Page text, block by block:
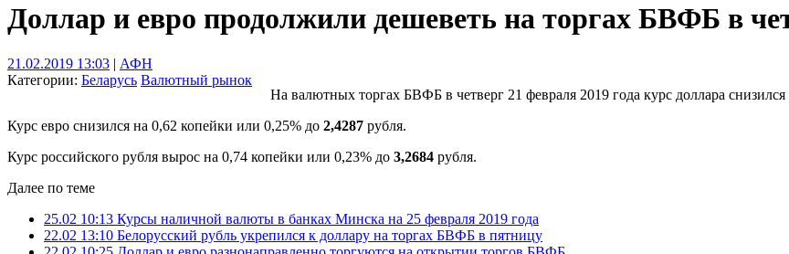
Доллар и евро продолжили дешеветь на торгах БВФБ в
21.02.2019 13:03 | АФН
Категории: Беларусь Валютный рынок
На валютных торгах БВФБ в четверг 21 февраля 2019 года курс доллара
Курс евро снизился на 0,62 копейки или 0,25% до 2,4287 рубля.
Курс российского рубля вырос на 0,74 копейки или 0,23% до 3,2684 рубля.
Далее по теме
25.02 10:13 Курсы наличной валюты в банках Минска на 25 февраля 2019 года
22.02 13:10 Белорусский рубль укрепился к доллару на торгах БВФБ в пятницу